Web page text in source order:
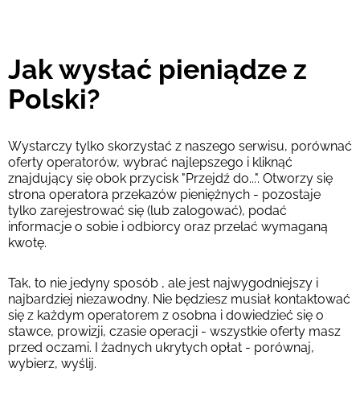
Jak wysłać pieniądze z
Polski?
Wystarczy tylko skorzystać z naszego serwisu, porównać
oferty operatorów, wybrać najlepszego i kliknąć
znajdujący się obok przycisk "Przejdź do...". Otworzy się
strona operatora przekazów pieniężnych - pozostaje
tylko zarejestrować się (lub zalogować), podać
informacje o sobie i odbiorcy oraz przelać wymaganą
kwotę.
Tak, to nie jedyny sposób , ale jest najwygodniejszy i
najbardziej niezawodny. Nie będziesz musiał kontaktować
się z każdym operatorem z osobna i dowiedzieć się o
stawce, prowizji, czasie operacji - wszystkie oferty masz
przed oczami. I żadnych ukrytych opłat - porównaj,
wybierz, wyślij.